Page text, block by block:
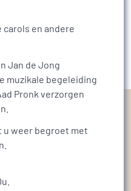
carols en andere
Jan de Jong
muzikale begeleiding
Pronk verzorgen
u weer begroet met